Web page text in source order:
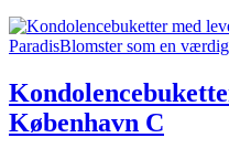
København C